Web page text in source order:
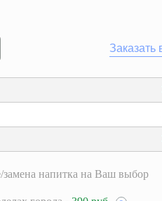
Заказать
замена напитка на Ваш выбор